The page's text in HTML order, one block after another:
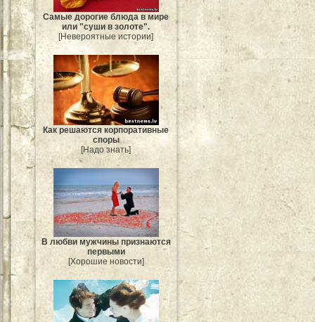
Самые дорогие блюда в мире
или "суши в золоте".
[Невероятные истории]
Как решаются корпоративные
споры
[Надо знать]
В любви мужчины признаются
первыми
[Хорошие новости]